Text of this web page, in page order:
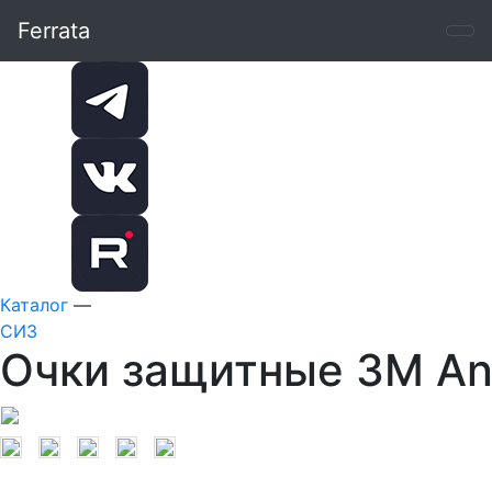
Ferrata
Каталог —
СИЗ
Очки защитные 3M